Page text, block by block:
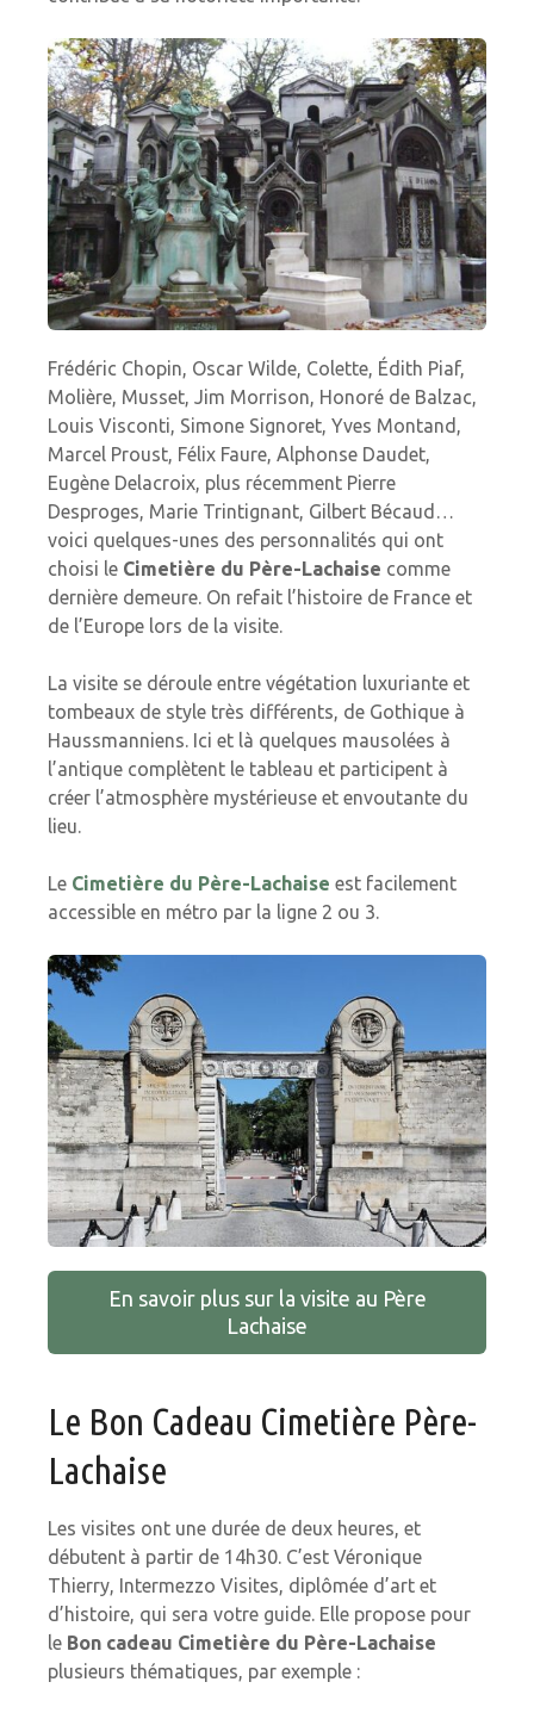
Frédéric Chopin, Oscar Wilde, Colette, Édith Piaf,
Molière, Musset, Jim Morrison, Honoré de Balzac,
Louis Visconti, Simone Signoret, Yves Montand,
Marcel Proust, Félix Faure, Alphonse Daudet,
Eugène Delacroix, plus récemment Pierre
Desproges, Marie Trintignant, Gilbert Bécaud…
voici quelques-unes des personnalités qui ont
choisi le Cimetière du Père-Lachaise comme
dernière demeure. On refait l’histoire de France et
de l’Europe lors de la visite.
La visite se déroule entre végétation luxuriante et
tombeaux de style très différents, de Gothique à
Haussmanniens. Ici et là quelques mausolées à
l’antique complètent le tableau et participent à
créer l’atmosphère mystérieuse et envoutante du
lieu.
Le Cimetière du Père-Lachaise est facilement
accessible en métro par la ligne 2 ou 3.
En savoir plus sur la visite au Père
Lachaise
Le Bon Cadeau Cimetière Père-
Lachaise
Les visites ont une durée de deux heures, et
débutent à partir de 14h30. C’est Véronique
Thierry, Intermezzo Visites, diplômée d’art et
d’histoire, qui sera votre guide. Elle propose pour
le Bon cadeau Cimetière du Père-Lachaise
plusieurs thématiques, par exemple :